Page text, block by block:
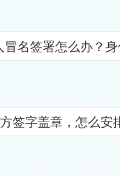
名签署怎么办
签字盖章，怎么